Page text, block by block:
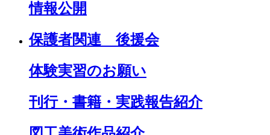
情報公開
保護者関連 後援会
体験実習のお願い
刊行・書籍・実践報告紹介